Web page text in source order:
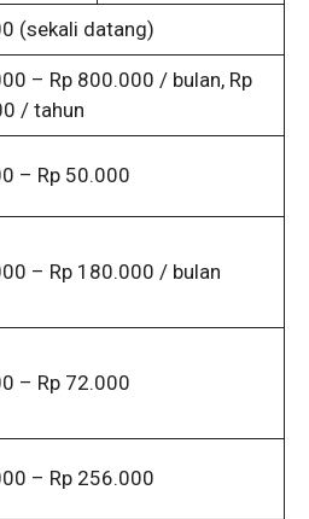
(sekali datang)
– Rp 800.000 / bulan, Rp
/ tahun
– Rp 50.000
– Rp 180.000 / bulan
– Rp 72.000
– Rp 256.000